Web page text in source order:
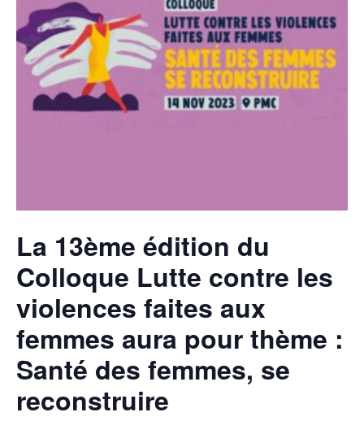
La 13ème édition du
Colloque Lutte contre les
violences faites aux
femmes aura pour thème :
Santé des femmes, se
reconstruire